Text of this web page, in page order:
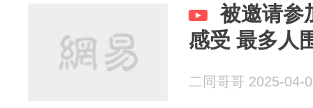
被邀请参
感受 最多人
二同哥哥 2025-04-